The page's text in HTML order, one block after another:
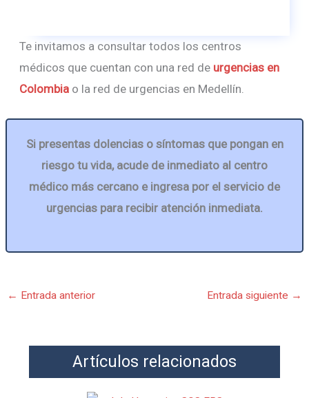
Te invitamos a consultar todos los centros
médicos que cuentan con una red de urgencias en
Colombia o la red de urgencias en Medellín.
Si presentas dolencias o síntomas que pongan en
riesgo tu vida, acude de inmediato al centro
médico más cercano e ingresa por el servicio de
urgencias para recibir atención inmediata.
← Entrada anterior Entrada siguiente →
Artículos relacionados